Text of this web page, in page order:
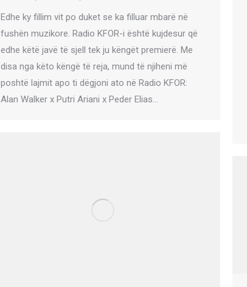
Edhe ky fillim vit po duket se ka filluar mbarë në
fushën muzikore. Radio KFOR-i është kujdesur që
edhe këtë javë të sjell tek ju këngët premierë. Me
disa nga këto këngë të reja, mund të njiheni më
poshtë lajmit apo ti dëgjoni ato në Radio KFOR:
Alan Walker x Putri Ariani x Peder Elias…